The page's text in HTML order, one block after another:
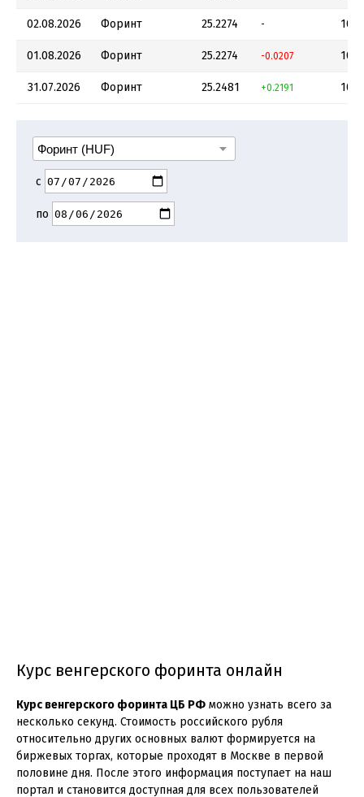
02.08.2026 Форинт 25.2274 - 100
01.08.2026 Форинт 25.2274 -0.0207 100
31.07.2026 Форинт 25.2481 +0.2191 100
с
по
Курс венгерского форинта онлайн
Курс венгерского форинта ЦБ РФ можно узнать всего за
несколько секунд. Стоимость российского рубля
относительно других основных валют формируется на
биржевых торгах, которые проходят в Москве в первой
половине дня. После этого информация поступает на наш
портал и становится доступная для всех пользователей